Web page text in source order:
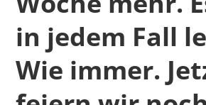
in jedem Fall
Wie immer.